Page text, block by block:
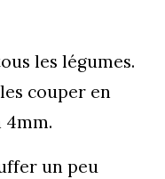
les légumes.
couper en
4mm.
un peu